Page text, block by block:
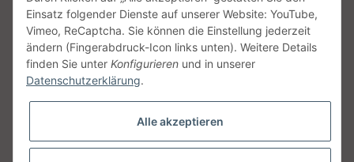
Unsere Communities
Einsatz folgender Dienste auf unserer Website: YouTube,
Vimeo, ReCaptcha. Sie können die Einstellung jederzeit
ändern (Fingerabdruck-Icon links unten). Weitere Details
finden Sie unter Konfigurieren und in unserer
Datenschutzerklärung.
Alle akzeptieren